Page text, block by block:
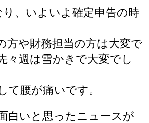
、いよいよ確定申告の時
方や財務担当の方は大変で
々週は雪かきで大変でし
て腰が痛いです。
白いと思ったニュースが